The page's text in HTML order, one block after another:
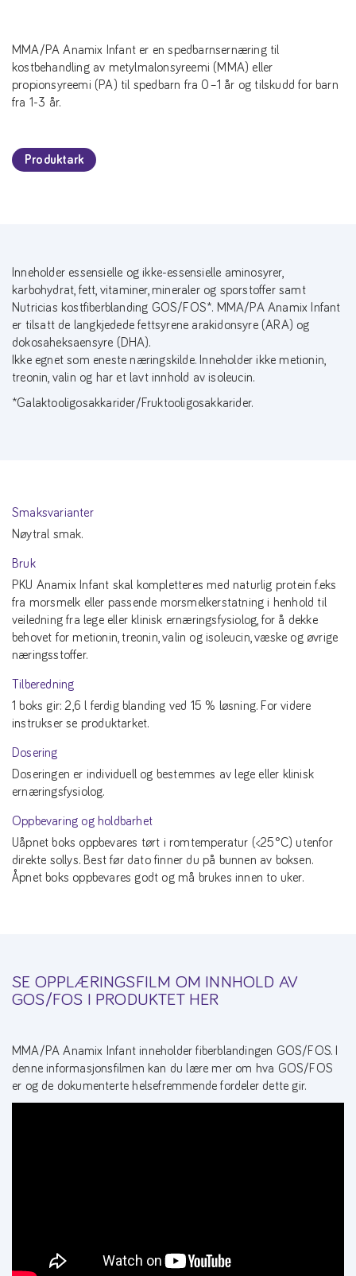
MMA/PA Anamix Infant er en spedbarnsernæring til
kostbehandling av metylmalonsyreemi (MMA) eller
propionsyreemi (PA) til spedbarn fra 0–1 år og tilskudd for barn
fra 1-3 år.
Produktark
Inneholder essensielle og ikke-essensielle aminosyrer,
karbohydrat, fett, vitaminer, mineraler og sporstoffer samt
Nutricias kostfiberblanding GOS/FOS*. MMA/PA Anamix Infant
er tilsatt de langkjedede fettsyrene arakidonsyre (ARA) og
dokosaheksaensyre (DHA).
Ikke egnet som eneste næringskilde. Inneholder ikke metionin,
treonin, valin og har et lavt innhold av isoleucin.
*Galaktooligosakkarider/Fruktooligosakkarider.
Smaksvarianter
Nøytral smak.
Bruk
PKU Anamix Infant skal kompletteres med naturlig protein f.eks
fra morsmelk eller passende morsmelkerstatning i henhold til
veiledning fra lege eller klinisk ernæringsfysiolog, for å dekke
behovet for metionin, treonin, valin og isoleucin, væske og øvrige
næringsstoffer.
Tilberedning
1 boks gir: 2,6 l ferdig blanding ved 15 % løsning. For videre
instrukser se produktarket.
Dosering
Doseringen er individuell og bestemmes av lege eller klinisk
ernæringsfysiolog.
Oppbevaring og holdbarhet
Uåpnet boks oppbevares tørt i romtemperatur (<25°C) utenfor
direkte sollys. Best før dato finner du på bunnen av boksen.
Åpnet boks oppbevares godt og må brukes innen to uker.
SE OPPLÆRINGSFILM OM INNHOLD AV
GOS/FOS I PRODUKTET HER
MMA/PA Anamix Infant inneholder fiberblandingen GOS/FOS. I
denne informasjonsfilmen kan du lære mer om hva GOS/FOS
er og de dokumenterte helsefremmende fordeler dette gir.